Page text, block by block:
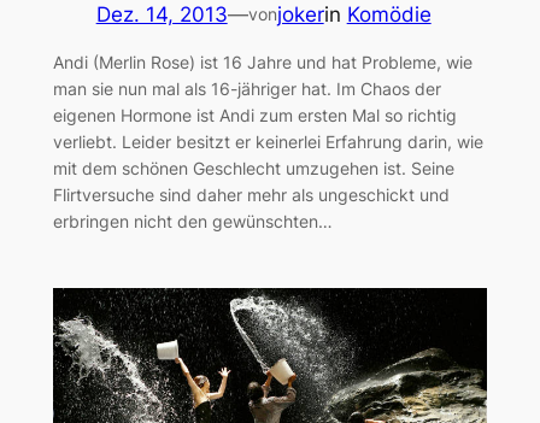
Dez. 14, 2013—vonjokerin Komödie
Andi (Merlin Rose) ist 16 Jahre und hat Probleme, wie
man sie nun mal als 16-jähriger hat. Im Chaos der
eigenen Hormone ist Andi zum ersten Mal so richtig
verliebt. Leider besitzt er keinerlei Erfahrung darin, wie
mit dem schönen Geschlecht umzugehen ist. Seine
Flirtversuche sind daher mehr als ungeschickt und
erbringen nicht den gewünschten…